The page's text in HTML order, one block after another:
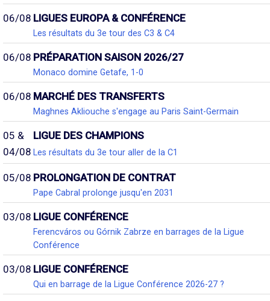
06/08 LIGUES EUROPA & CONFÉRENCE
Les résultats du 3e tour des C3 & C4
06/08 PRÉPARATION SAISON 2026/27
Monaco domine Getafe, 1-0
06/08 MARCHÉ DES TRANSFERTS
Maghnes Akliouche s'engage au Paris Saint-Germain
05 &
04/08
LIGUE DES CHAMPIONS
Les résultats du 3e tour aller de la C1
05/08 PROLONGATION DE CONTRAT
Pape Cabral prolonge jusqu'en 2031
03/08 LIGUE CONFÉRENCE
Ferencváros ou Górnik Zabrze en barrages de la Ligue
Conférence
03/08 LIGUE CONFÉRENCE
Qui en barrage de la Ligue Conférence 2026-27 ?